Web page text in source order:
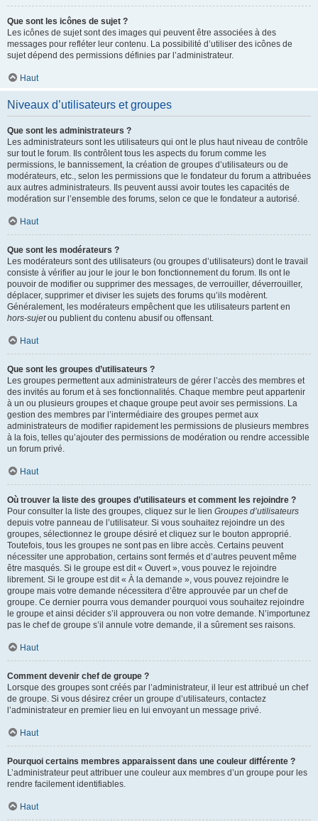
Que sont les icônes de sujet ?
Les icônes de sujet sont des images qui peuvent être associées à des
messages pour refléter leur contenu. La possibilité d’utiliser des icônes de
sujet dépend des permissions définies par l’administrateur.
Haut
Niveaux d’utilisateurs et groupes
Que sont les administrateurs ?
Les administrateurs sont les utilisateurs qui ont le plus haut niveau de contrôle
sur tout le forum. Ils contrôlent tous les aspects du forum comme les
permissions, le bannissement, la création de groupes d’utilisateurs ou de
modérateurs, etc., selon les permissions que le fondateur du forum a attribuées
aux autres administrateurs. Ils peuvent aussi avoir toutes les capacités de
modération sur l’ensemble des forums, selon ce que le fondateur a autorisé.
Haut
Que sont les modérateurs ?
Les modérateurs sont des utilisateurs (ou groupes d’utilisateurs) dont le travail
consiste à vérifier au jour le jour le bon fonctionnement du forum. Ils ont le
pouvoir de modifier ou supprimer des messages, de verrouiller, déverrouiller,
déplacer, supprimer et diviser les sujets des forums qu’ils modèrent.
Généralement, les modérateurs empêchent que les utilisateurs partent en
hors-sujetou publient du contenu abusif ou offensant.
Haut
Que sont les groupes d’utilisateurs ?
Les groupes permettent aux administrateurs de gérer l’accès des membres et
des invités au forum et à ses fonctionnalités. Chaque membre peut appartenir
à un ou plusieurs groupes et chaque groupe peut avoir ses permissions. La
gestion des membres par l’intermédiaire des groupes permet aux
administrateurs de modifier rapidement les permissions de plusieurs membres
à la fois, telles qu’ajouter des permissions de modération ou rendre accessible
un forum privé.
Haut
Où trouver la liste des groupes d’utilisateurs et comment les rejoindre ?
Pour consulter la liste des groupes, cliquez sur le lien Groupes d’utilisateurs
depuis votre panneau de l’utilisateur. Si vous souhaitez rejoindre un des
groupes, sélectionnez le groupe désiré et cliquez sur le bouton approprié.
Toutefois, tous les groupes ne sont pas en libre accès. Certains peuvent
nécessiter une approbation, certains sont fermés et d’autres peuvent même
être masqués. Si le groupe est dit « Ouvert », vous pouvez le rejoindre
librement. Si le groupe est dit « À la demande », vous pouvez rejoindre le
groupe mais votre demande nécessitera d’être approuvée par un chef de
groupe. Ce dernier pourra vous demander pourquoi vous souhaitez rejoindre
le groupe et ainsi décider s’il approuvera ou non votre demande. N’importunez
pas le chef de groupe s’il annule votre demande, il a sûrement ses raisons.
Haut
Comment devenir chef de groupe ?
Lorsque des groupes sont créés par l’administrateur, il leur est attribué un chef
de groupe. Si vous désirez créer un groupe d’utilisateurs, contactez
l’administrateur en premier lieu en lui envoyant un message privé.
Haut
Pourquoi certains membres apparaissent dans une couleur différente ?
L’administrateur peut attribuer une couleur aux membres d’un groupe pour les
rendre facilement identifiables.
Haut